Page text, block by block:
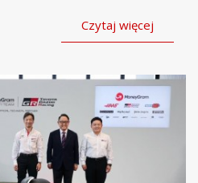
Czytaj więcej